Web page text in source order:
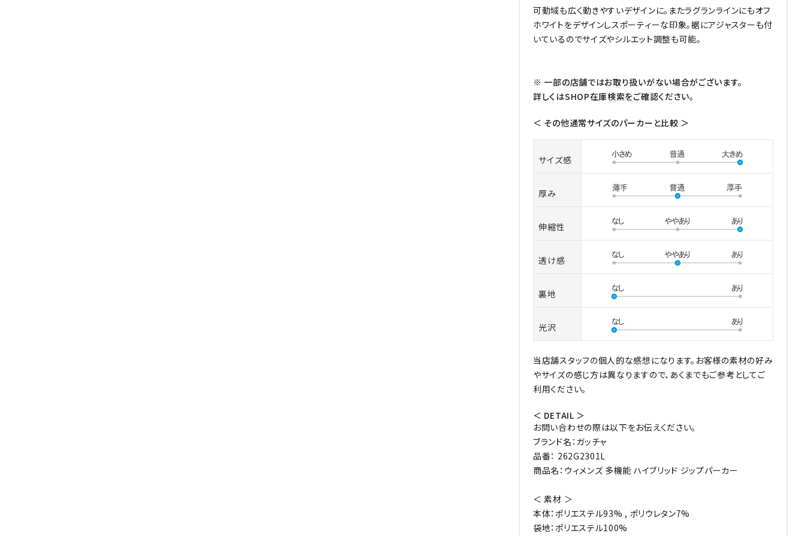
可動域も広く動きやすいデザインに。またラグランラインにもオフ
ホワイトをデザインしスポーティーな印象。裾にアジャスターも付
いているのでサイズやシルエット調整も可能。
※ 一部の店舗ではお取り扱いがない場合がございます。
詳しくはSHOP在庫検索をご確認ください。
＜ その他通常サイズのパーカーと比較 ＞
サイズ感
厚み
伸縮性
透け感
裏地
光沢
当店舗スタッフの個人的な感想になります。お客様の素材の好み
やサイズの感じ方は異なりますので、あくまでもご参考としてご
利用ください。
＜ DETAIL ＞
お問い合わせの際は以下をお伝えください。
ブランド名：ガッチャ
品番： 262G2301L
商品名：ウィメンズ 多機能 ハイブリッド ジップパーカー
＜ 素材 ＞
本体：ポリエステル93% , ポリウレタン7%
袋地：ポリエステル100%